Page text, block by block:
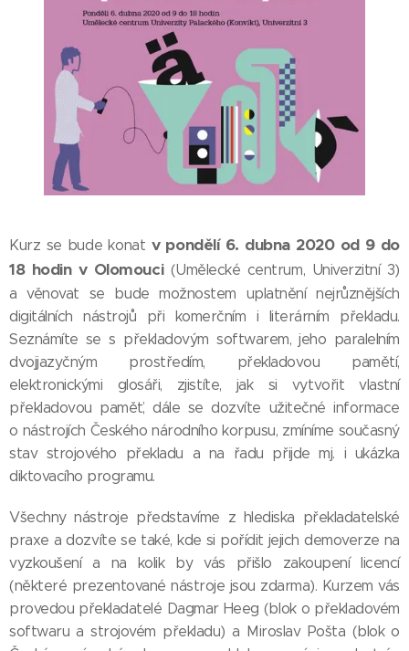
Kurz se bude konat v pondělí 6. dubna 2020 od 9 do
18 hodinv Olomouci (Umělecké centrum, Univerzitní 3)
a věnovat se bude možnostem uplatnění nejrůznějších
digitálních nástrojů při komerčním i literárním překladu.
Seznámíte se s překladovým softwarem, jeho paralelním
dvojjazyčným prostředím, překladovou pamětí,
elektronickými glosáři, zjistíte, jak si vytvořit vlastní
překladovou paměť, dále se dozvíte užitečné informace
o nástrojích Českého národního korpusu, zmíníme současný
stav strojového překladu a na řadu přijde mj. i ukázka
diktovacího programu.
Všechny nástroje představíme z hlediska překladatelské
praxe a dozvíte se také, kde si pořídit jejich demoverze na
vyzkoušení a na kolik by vás přišlo zakoupení licencí
(některé prezentované nástroje jsou zdarma). Kurzem vás
provedou překladatelé Dagmar Heeg (blok o překladovém
softwaru a strojovém překladu) a Miroslav Pošta (blok o